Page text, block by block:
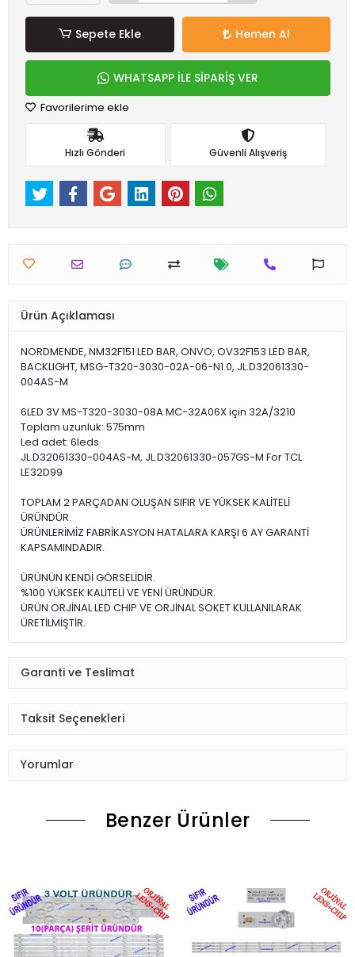
Sepete Ekle Hemen Al
WHATSAPP İLE SİPARİŞ VER
Favorilerime ekle
Hızlı Gönderi Güvenli Alışveriş
Ürün Açıklaması
NORDMENDE, NM32F151 LED BAR, ONVO, OV32F153 LED BAR,
BACKLIGHT, MSG-T320-3030-02A-06-N1.0, JL.D32061330-
004AS-M
6LED 3V MS-T320-3030-08A MC-32A06X için 32A/3210
Toplam uzunluk: 575mm
Led adet: 6leds
JL.D32061330-004AS-M, JL.D32061330-057GS-M For TCL
LE32D99
TOPLAM 2 PARÇADAN OLUŞAN SIFIR VE YÜKSEK KALİTELİ
ÜRÜNDÜR.
ÜRÜNLERİMİZ FABRİKASYON HATALARA KARŞI 6 AY GARANTİ
KAPSAMINDADIR.
ÜRÜNÜN KENDİ GÖRSELİDİR.
%100 YÜKSEK KALİTELİ VE YENİ ÜRÜNDÜR.
ÜRÜN ORJİNAL LED CHIP VE ORJİNAL SOKET KULLANILARAK
ÜRETİLMİŞTİR.
Garanti ve Teslimat
Taksit Seçenekleri
Yorumlar
Benzer Ürünler